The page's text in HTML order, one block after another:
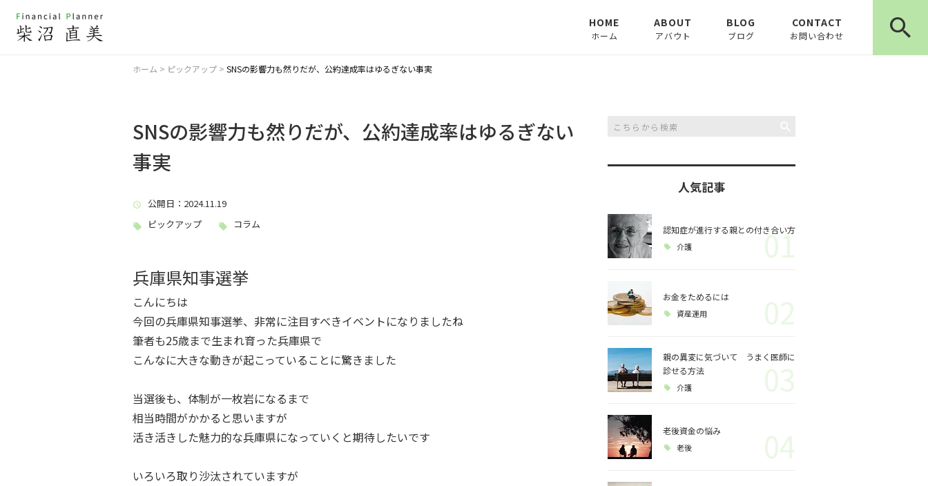
HOME
ホーム
ABOUT
アバウト
BLOG
ブログ
CONTACT
お問い合わせ
ホーム > ピックアップ > SNSの影響力も然りだが、公約達成率はゆるぎない事実
SNSの影響力も然りだが、公約達成率はゆるぎない
事実
公開日 ：2024.11.19
ピックアップ
コラム
兵庫県知事選挙
こんにちは
今回の兵庫県知事選挙、非常に注目すべきイベントになりましたね
筆者も25歳まで生まれ育った兵庫県で
こんなに大きな動きが起こっていることに驚きました
当選後も、体制が一枚岩になるまで
相当時間がかかると思いますが
活き活きした魅力的な兵庫県になっていくと期待したいです
いろいろ取り沙汰されていますが
人気記事
認知症が進行する親との付き合い方
介護 01
お金をためるには
資産運用 02
親の異変に気づいて うまく医師に
診せる方法
介護 03
老後資金の悩み
老後 04